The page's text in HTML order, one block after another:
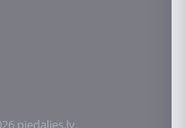
piedalies.lv.